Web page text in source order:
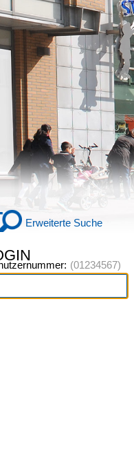
Erweiterte Suche